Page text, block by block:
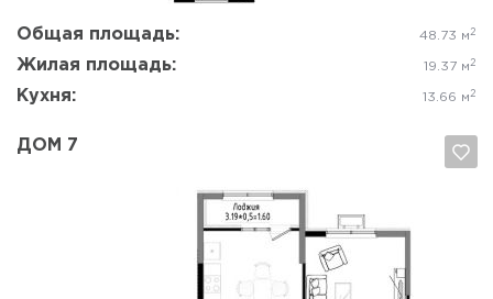
Общая площадь: 48.73 м 2
Жилая площадь: 19.37 м 2
Кухня: 13.66 м 2
ДОМ 7